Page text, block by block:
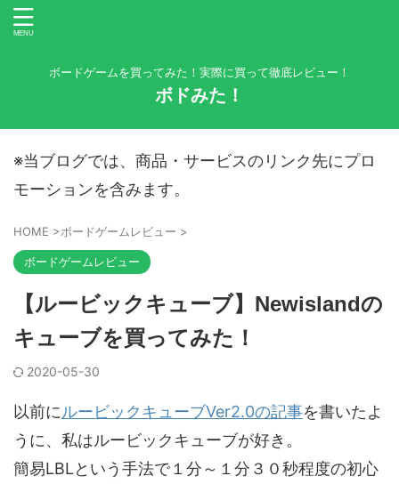
ボードゲームを買ってみた！実際に買って徹底レビュー！
ボドみた！
※当ブログでは、商品・サービスのリンク先にプロ
モーションを含みます。
HOME >ボードゲームレビュー >
ボードゲームレビュー
【ルービックキューブ】Newislandの
キューブを買ってみた！
2020-05-30
以前にルービックキューブVer2.0の記事を書いたよ
うに、私はルービックキューブが好き。
簡易LBLという手法で１分～１分３０秒程度の初心